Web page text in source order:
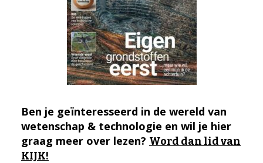
Ben je geïnteresseerd in de wereld van
wetenschap & technologie en wil je hier
graag meer over lezen? Word dan lid van
KIJK!